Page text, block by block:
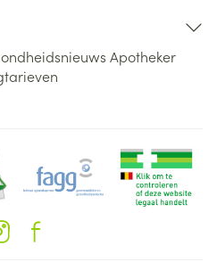
Apotheker